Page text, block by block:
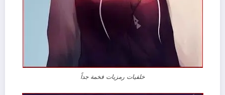
خلفيات رمزيات فخمة جداً